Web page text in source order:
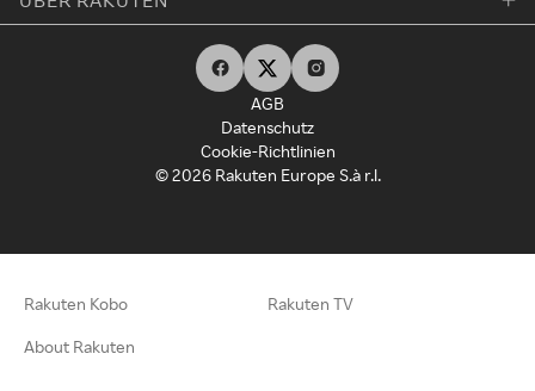
AGB
Datenschutz
Cookie-Richtlinien
© 2026 Rakuten Europe S.à r.l.
Rakuten Kobo Rakuten TV
About Rakuten